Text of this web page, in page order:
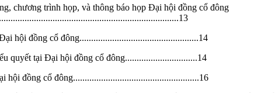
chương trình họp, và thông báo họp Đại hội đồng cổ đông
hội đồng cổ đông...................................................14
quyết tại Đại hội đồng cổ đông...............................14
hội đồng cổ đông......................................................16